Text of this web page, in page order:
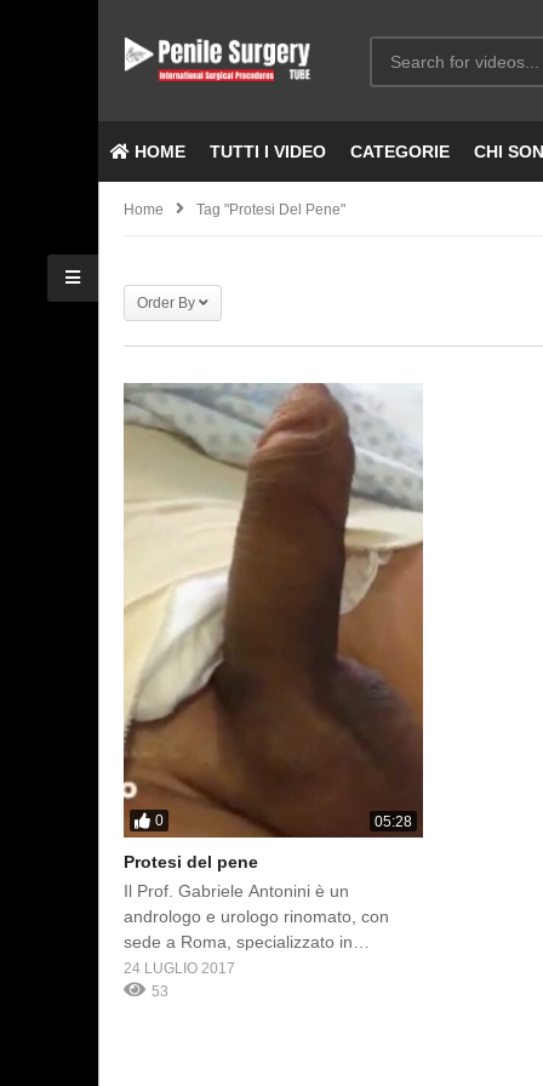
HOME TUTTI I VIDEO CATEGORIE CHI
Home Tag "protesi Del Pene"
Order By
0 05:28
Protesi del pene
Il Prof. Gabriele Antonini è un
andrologo e urologo rinomato, con
sede a Roma, specializzato in
trattamenti avanzati per la salute
sessuale maschile, inclusa
24 LUGLIO 2017
53